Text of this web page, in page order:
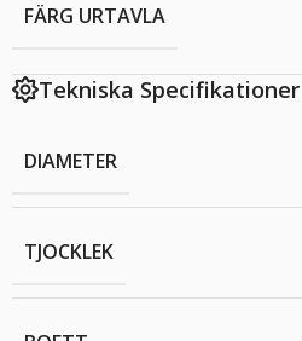
FÄRG URTAVLA
Tekniska Specifikationer
DIAMETER
TJOCKLEK